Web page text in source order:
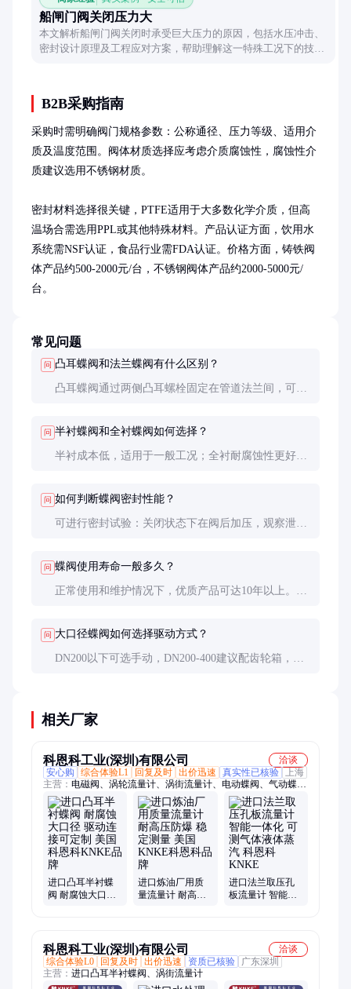
船闸门阀关闭压力大
本文解析船闸门阀关闭时承受巨大压力的原因，包括水压冲击、
密封设计原理及工程应对方案，帮助理解这一特殊工况下的技术
B2B采购指南
采购时需明确阀门规格参数：公称通径、压力等级、适用介
质及温度范围。阀体材质选择应考虑介质腐蚀性，腐蚀性介
质建议选用不锈钢材质。
密封材料选择很关键，PTFE适用于大多数化学介质，但高
温场合需选用PPL或其他特殊材料。产品认证方面，饮用水
系统需NSF认证，食品行业需FDA认证。价格方面，铸铁阀
体产品约500-2000元/台，不锈钢阀体产品约2000-5000元/
台。
常见问题
问 凸耳蝶阀和法兰蝶阀有什么区别？
凸耳蝶阀通过两侧凸耳螺栓固定在管道法兰间，可单
问 半衬蝶阀和全衬蝶阀如何选择？
半衬成本低，适用于一般工况；全衬耐腐蚀性更好，
问 如何判断蝶阀密封性能？
可进行密封试验：关闭状态下在阀后加压，观察泄漏
问 蝶阀使用寿命一般多久？
正常使用和维护情况下，优质产品可达10年以上。阀
问 大口径蝶阀如何选择驱动方式？
DN200以下可选手动，DN200-400建议配齿轮箱，
相关厂家
科恩科工业(深圳)有限公司
洽谈
安心购
综合体验L1 回复及时 出价迅速 真实性已核验
上海
主营： 电磁阀、涡轮流量计、涡街流量计、电动蝶阀、气动蝶
阀、蝶阀、电磁流量计、电动球阀、气动球阀、球阀、真空阀
门、闸阀、止回阀、流量计、阀门、执行器、电动执行器、气动
执行器、增压泵、隔膜泵
进口凸耳半衬蝶
阀 耐腐蚀大口径
进口炼油厂用质
量流量计 耐高压
进口法兰取压孔
板流量计 智能一
科恩科工业(深圳)有限公司
洽谈
综合体验L0
回复及时 出价迅速 资质已核验
广东深圳
主营： 进口凸耳半衬蝶阀、涡街流量计